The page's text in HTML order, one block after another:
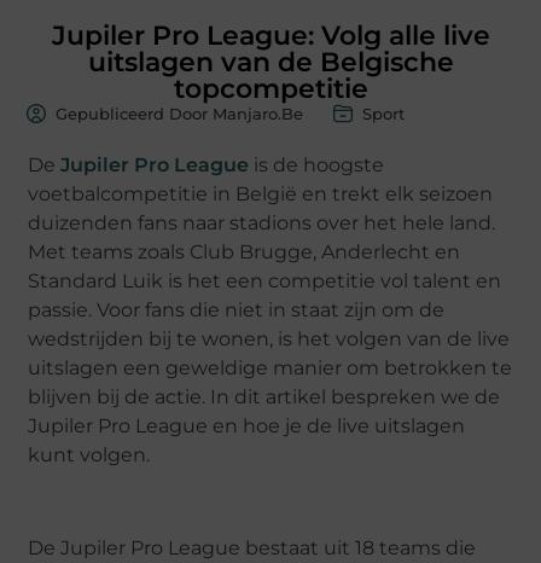
Jupiler Pro League: Volg alle live
uitslagen van de Belgische
topcompetitie
Gepubliceerd Door Manjaro.be Sport
DeJupiler Pro League is de hoogste
voetbalcompetitie in België en trekt elk seizoen
duizenden fans naar stadions over het hele land.
Met teams zoals Club Brugge, Anderlecht en
Standard Luik is het een competitie vol talent en
passie. Voor fans die niet in staat zijn om de
wedstrijden bij te wonen, is het volgen van de live
uitslagen een geweldige manier om betrokken te
blijven bij de actie. In dit artikel bespreken we de
Jupiler Pro League en hoe je de live uitslagen
kunt volgen.
De Jupiler Pro League bestaat uit 18 teams die